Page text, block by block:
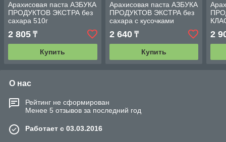
Арахисовая паста АЗБУКА
ПРОДУКТОВ ЭКСТРА без
сахара 510г
2 805 ₸
Купить
Арахисовая паста АЗБУКА
ПРОДУКТОВ ЭКСТРА без
сахара с кусочками
арахиса 340г
2 640₸
Купить
2
О нас
Рейтинг не сформирован
Менее 5 отзывов за последний год
Работает с 03.03.2016